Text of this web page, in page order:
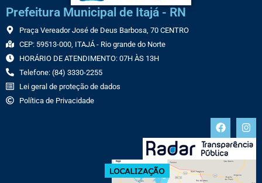
Prefeitura Municipal de Itajá - RN
Praça Vereador José de Deus Barbosa, 70 CENTRO
CEP: 59513-000, ITAJÁ - Rio grande do Norte
HORÁRIO DE ATENDIMENTO: 07H ÀS 13H
Telefone: (84) 3330-2255
Lei geral de proteção de dados
Política de Privacidade